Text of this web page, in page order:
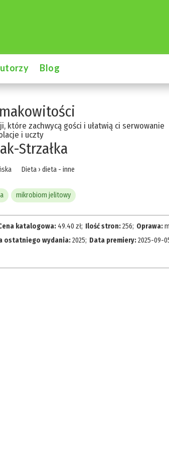
Blog
które zachwycą gości i ułatwią ci serwowanie
i uczty
Strzałka
Dieta› dieta - inne
mikrobiom jelitowy
katalogowa: 49.40 zł; Ilość stron:256; Oprawa:
ostatniego wydania:2025; Data premiery:2025-09-